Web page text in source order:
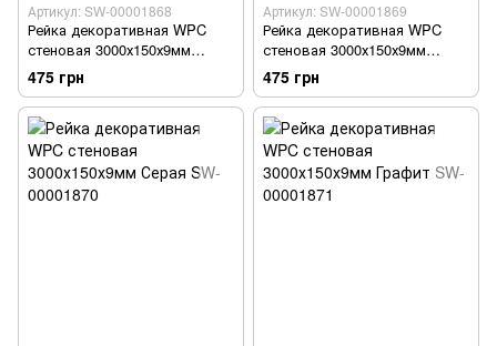
Артикул: SW-00001868
Рейка декоративная WPC
стеновая 3000х150х9мм
Капучино SW-00001868
475 грн
Артикул: SW-00001869
Рейка декоративная WPC
стеновая 3000х150х9мм
Антрацит SW-00001869
475 грн